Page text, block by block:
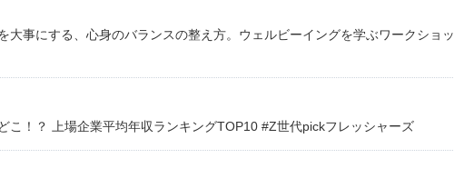
大事にする、心身のバランスの整え方。ウェルビーイングを学ぶワークショッ
こ！？ 上場企業平均年収ランキングTOP10 #Z世代pickフレッシャーズ